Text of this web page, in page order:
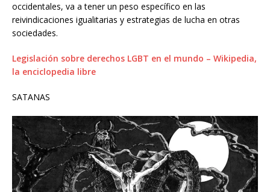
occidentales, va a tener un peso específico en las
reivindicaciones igualitarias y estrategias de lucha en otras
sociedades.
Legislación sobre derechos LGBT en el mundo – Wikipedia,
la enciclopedia libre
SATANAS